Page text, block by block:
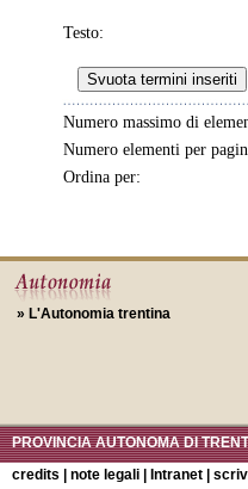
Testo:
Numero massimo di
Numero elementi per
Ordina per:
» L'Autonomia trentina
PROVINCIA AUTONOMA DI
credits
note legali Intranet